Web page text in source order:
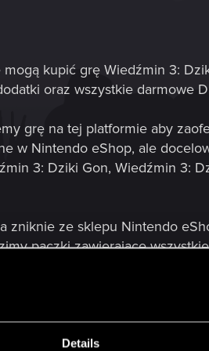
Details
kupić grę Wiedźmin 3:
oraz wszystkie darmowe
grę na tej platformie aby
w Nintendo eShop, ale
3: Dziki Gon, Wiedźmin 3:
zniknie ze sklepu Nintendo
paczki zawierające
się, że nikt
na grę oraz dodatki w
Ameryki Północnej i